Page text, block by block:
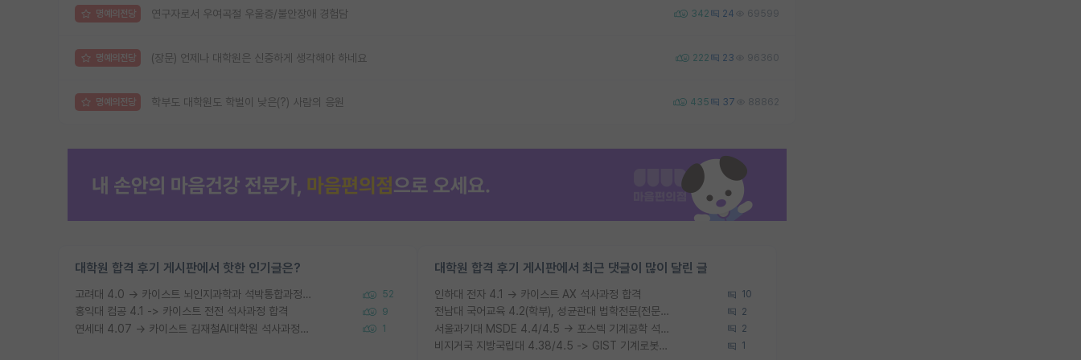
명예의전당 연구자로서 우여곡절 우울증/불안장애 경험담 342 24 69599
명예의전당 (장문) 언제나 대학원은 신중하게 생각해야 하네요 222 23 96360
명예의전당 학부도 대학원도 학벌이 낮은(?) 사람의 응원 435 37 88862
대학원 합격 후기 게시판에서 핫한 인기글은?
고려대 4.0 → 카이스트 뇌인지과학과 석박통합과정 합격 52
홍익대 컴공 4.1 -> 카이스트 전전 석사과정 합격 9
연세대 4.07 → 카이스트 김재철AI대학원 석사과정 합격 1
대학원 합격 후기 게시판에서 최근 댓글이 많이 달린 글
인하대 전자 4.1 → 카이스트 AX 석사과정 합격 10
전남대 국어교육 4.2(학부), 성균관대 법학전문(전문석사) 3.49 → 연세대 법학 박사과정 합격 2
서울과기대 MSDE 4.4/4.5 → 포스텍 기계공학 석사과정 합 2
비지거국 지방국립대 4.38/4.5 -> GIST 기계로봇공학과 석사 1